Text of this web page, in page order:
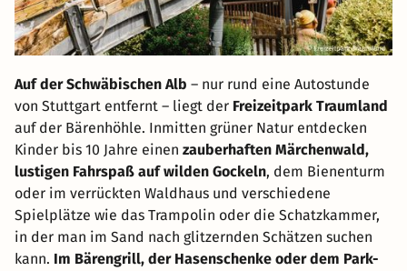
Auf der Schwäbischen Alb – nur rund eine Autostunde
von Stuttgart entfernt – liegt der Freizeitpark Traumland
auf der Bärenhöhle. Inmitten grüner Natur entdecken
Kinder bis 10 Jahre einen zauberhaften Märchenwald,
lustigen Fahrspaß auf wilden Gockeln, dem Bienenturm
oder im verrückten Waldhaus und verschiedene
Spielplätze wie das Trampolin oder die Schatzkammer,
in der man im Sand nach glitzernden Schätzen suchen
kann. Im Bärengrill, der Hasenschenke oder dem Park-